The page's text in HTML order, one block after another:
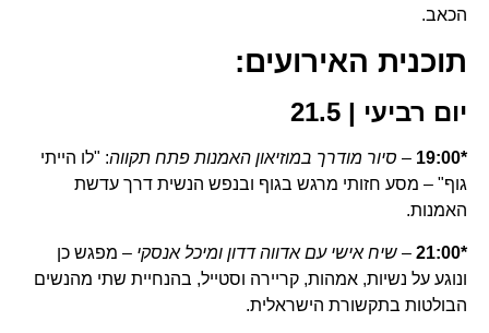
הכאב.
תוכנית האירועים:
יום רביעי | 21.5
*19:00
– סיור מודרך במוזיאון האמנות פתח תקווה: "לו הייתי
גוף" – מסע חזותי מרגש בגוף ובנפש הנשית דרך עדשת
האמנות.
*21:00
– שיח אישי עם אדווה דדון ומיכל אנסקי – מפגש כן
ונוגע על נשיות, אמהות, קריירה וסטייל, בהנחיית שתי מהנשים
הבולטות בתקשורת הישראלית.